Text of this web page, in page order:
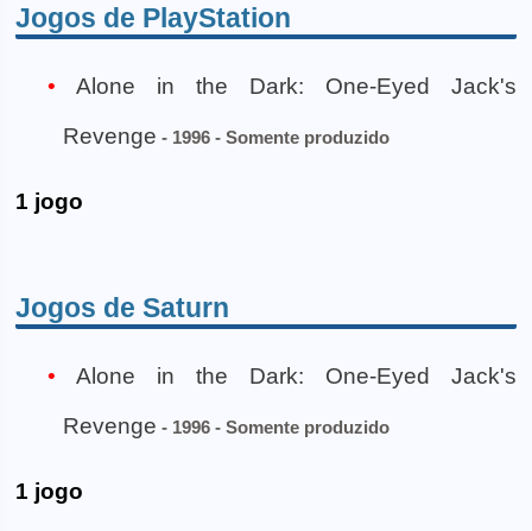
Jogos de PlayStation
Alone in the Dark: One-Eyed Jack's
Revenge - 1996 - Somente produzido
1 jogo
Jogos de Saturn
Alone in the Dark: One-Eyed Jack's
Revenge - 1996 - Somente produzido
1 jogo